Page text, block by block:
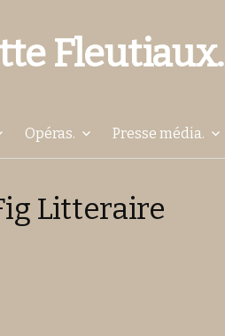
Fleutiaux.
Aller
Opéras. Presse média.
Litteraire